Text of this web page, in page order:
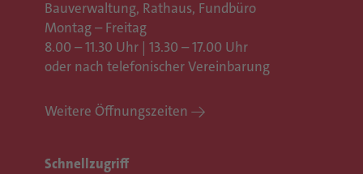
Bauverwaltung, Rathaus, Fundbüro
Montag – Freitag
8.00 – 11.30 Uhr | 13.30 – 17.00 Uhr
oder nach telefonischer Vereinbarung
Weitere Öffnungszeiten
Schnellzugriff